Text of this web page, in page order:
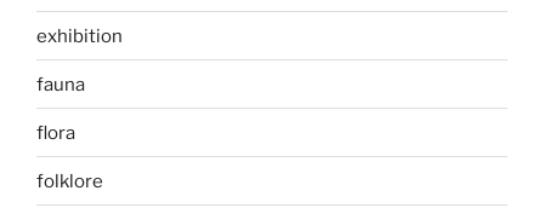
exhibition
fauna
flora
folklore